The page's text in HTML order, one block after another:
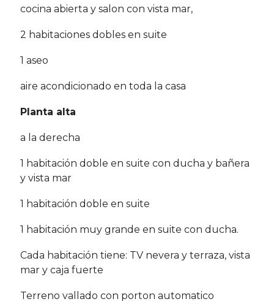
cocina abierta y salon con vista mar,
2 habitaciones dobles en suite
1 aseo
aire acondicionado en toda la casa
Planta alta
a la derecha
1 habitación doble en suite con ducha y bañera
y vista mar
1 habitación doble en suite
1 habitación muy grande en suite con ducha.
Cada habitación tiene: TV nevera y terraza, vista
mar y caja fuerte
Terreno vallado con porton automatico